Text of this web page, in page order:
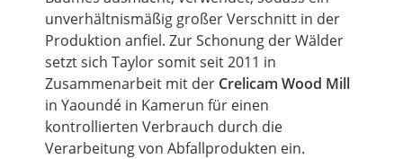
unverhältnismäßig großer Verschnitt in der
Produktion anfiel. Zur Schonung der Wälder
setzt sich Taylorsomit seit 2011 in
Zusammenarbeit mit der Crelicam Wood Mill
in Yaoundé in Kamerun für einen
kontrollierten Verbrauch durch die
Verarbeitung von Abfallprodukten ein.